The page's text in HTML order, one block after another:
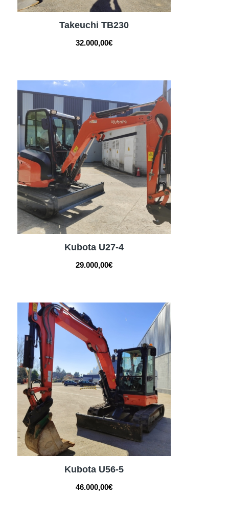
Takeuchi TB230
32.000,00€
Kubota U27-4
29.000,00€
Kubota U56-5
46.000,00€